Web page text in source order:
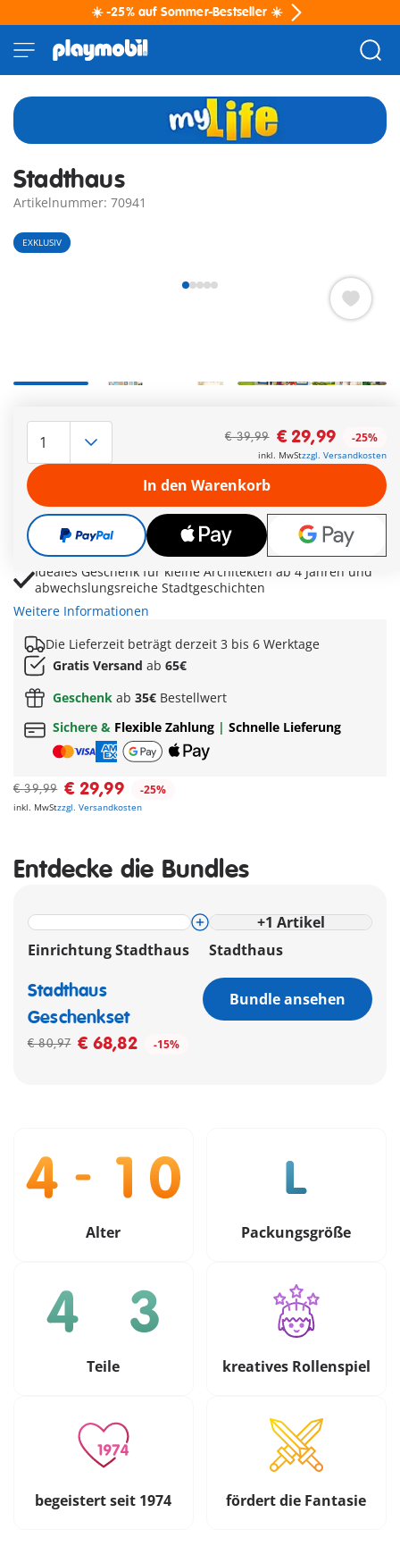
☀️ -25% auf Sommer-Bestseller ☀️
Stadthaus
Artikelnummer: 70941
EXKLUSIV
Dachgeschoss für kreative Wohnideen
Enthält zwei Figuren und detailreiches Zubehör für
realistische Alltagsszenen im Stadtleben
Räume lassen sich individuell einrichten und dekorieren
für fantasievolle Rollenspiele
Kombinierbar mit Spielhäuschen, Sandkasten und
Bäckerei für eine lebendige Stadtwelt
Ideales Geschenk für kleine Architekten ab 4 Jahren und
abwechslungsreiche Stadtgeschichten
Weitere Informationen
Die Lieferzeit beträgt derzeit 3 bis 6 Werktage
Gratis Versand ab 65€
Geschenk ab 35€ Bestellwert
Sichere & Flexible Zahlung | Schnelle Lieferung
€ 39,99 € 29,99 -25%
inkl. MwStzzgl. Versandkosten
€ 39,99 € 29,99 -25%
inkl. MwStzzgl. Versandkosten
In den Warenkorb
Entdecke die Bundles
Einrichtung Stadthaus
+1 Artikel
Stadthaus
Stadthaus
Geschenkset
€ 80,97 € 68,82 -15%
Bundle ansehen
Alter Packungsgröße
Teile kreatives Rollenspiel
begeistert seit 1974 fördert die Fantasie